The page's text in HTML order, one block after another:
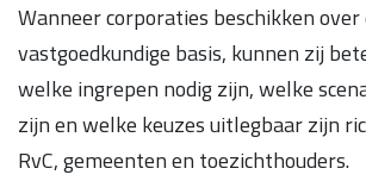
Wanneer corporaties beschikken
vastgoedkundige basis, kunnen zij
welke ingrepen nodig zijn, welke
zijn en welke keuzes uitlegbaar zijn
RvC, gemeenten en toezichthouders.